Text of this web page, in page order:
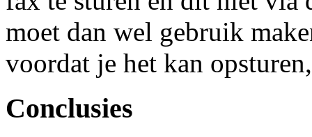
moet dan wel gebruik
voordat je het kan
Conclusies